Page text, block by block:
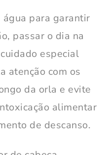
para garantir
passar o dia na
especial
atenção com os
da orla e evite
alimentar
de descanso.